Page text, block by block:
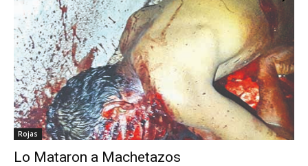
Rojas
Lo Mataron a Machetazos